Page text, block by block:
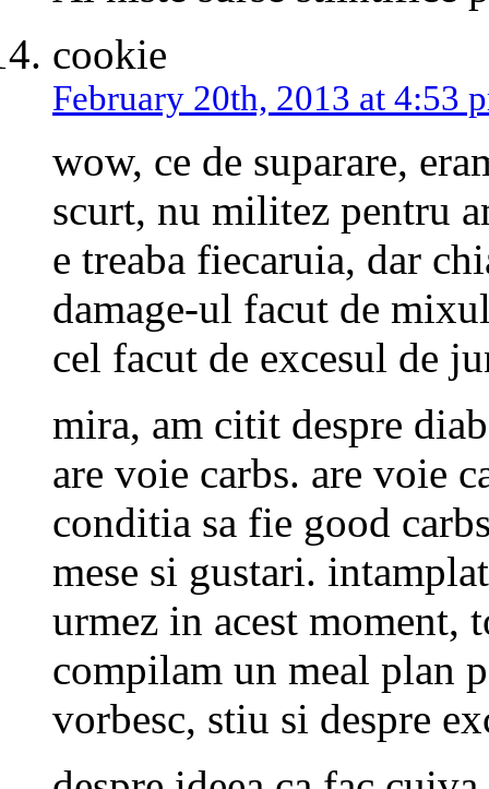
cookie
February 20th, 2013 at 4:53
wow, ce de suparare,
scurt, nu militez pentru
e treaba fiecaruia, dar
damage-ul facut de
cel facut de excesul de
mira, am citit despre
are voie carbs. are voie
conditia sa fie good
mese si gustari.
urmez in acest moment,
compilam un meal plan
vorbesc, stiu si despre